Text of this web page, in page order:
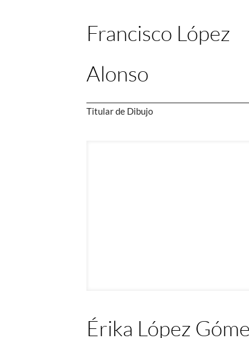
Francisco López
Alonso
Titular de Dibujo
Érika López